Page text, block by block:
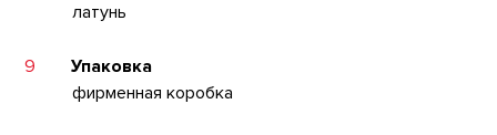
латунь
9
Упаковка
фирменная коробка